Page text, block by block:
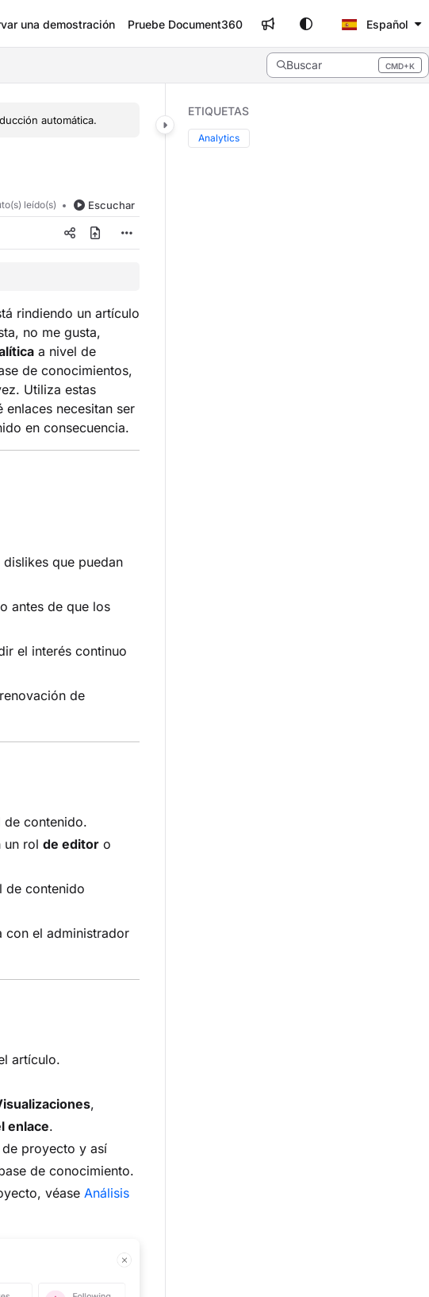
una demostración Pruebe Document360 Español
Buscar CMD+K
Press CMD+K to open search
automática.
leído(s) Escuchar
rindiendo un artículo
no me gusta,
a nivel de
de conocimientos,
Utiliza estas
necesitan ser
en consecuencia.
que puedan
antes de que los
el interés continuo
de
de contenido.
un rol de editor o
de contenido
con el administrador
artículo.
,
enlace.
proyecto y así
de conocimiento.
véase Análisis
ETIQUETAS
Analytics